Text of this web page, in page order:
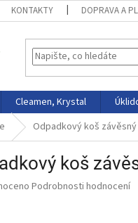
KONTAKTY DOPRAVA A
Cleamen, Krystal
Odpadkový koš
koš
Podrobnosti hodnocení